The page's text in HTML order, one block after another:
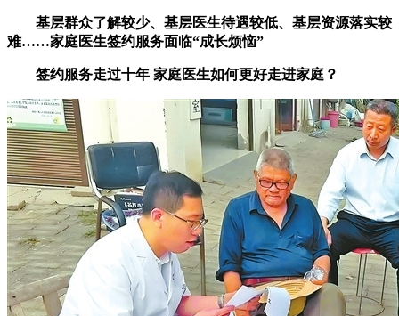
基层群众了解较少、基层医生待遇较低、基层资源落实较
难……家庭医生签约服务面临“成长烦恼”
签约服务走过十年 家庭医生如何更好走进家庭？